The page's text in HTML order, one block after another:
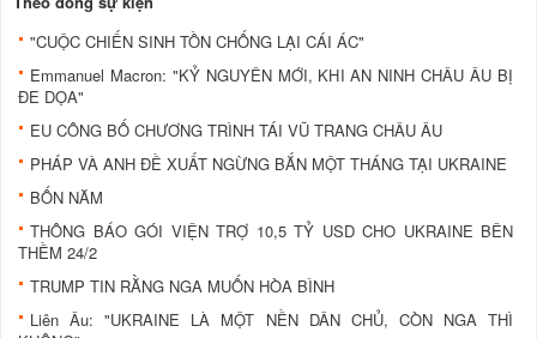
"CUỘC CHIẾN SINH TỒN CHỐNG LẠI CÁI ÁC"
Emmanuel Macron: "KỶ NGUYÊN MỚI, KHI AN NINH CHÂU ÂU BỊ
ĐE DỌA"
EU CÔNG BỐ CHƯƠNG TRÌNH TÁI VŨ TRANG CHÂU ÂU
PHÁP VÀ ANH ĐỀ XUẤT NGỪNG BẮN MỘT THÁNG TẠI UKRAINE
BỐN NĂM
THÔNG BÁO GÓI VIỆN TRỢ 10,5 TỶ USD CHO UKRAINE BÊN
THỀM 24/2
TRUMP TIN RẰNG NGA MUỐN HÒA BÌNH
Liên Âu: "UKRAINE LÀ MỘT NỀN DÂN CHỦ, CÒN NGA THÌ